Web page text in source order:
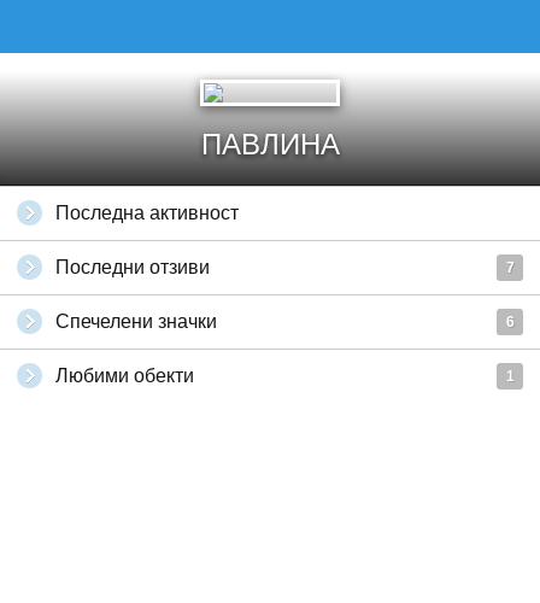
ПАВЛИНА
Последна активност
Последни отзиви 7
Спечелени значки 6
Любими обекти 1